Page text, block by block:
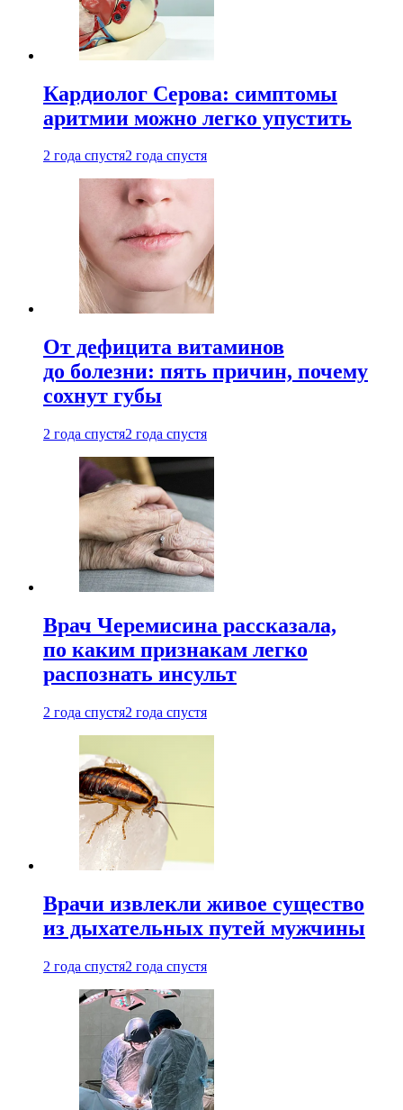
Кардиолог Серова: симптомы
аритмии можно легко упустить
2 года спустя2 года спустя
От дефицита витаминов
до болезни: пять причин, почему
сохнут губы
2 года спустя2 года спустя
Врач Черемисина рассказала,
по каким признакам легко
распознать инсульт
2 года спустя2 года спустя
Врачи извлекли живое существо
из дыхательных путей мужчины
2 года спустя2 года спустя